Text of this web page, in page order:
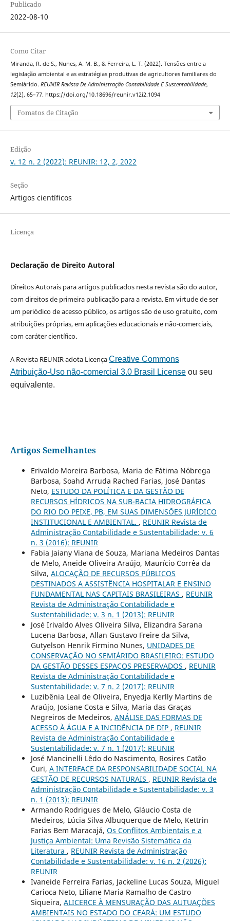
Publicado
2022-08-10
Como Citar
Miranda, R. de S., Nunes, A. M. B., & Ferreira, L. T. (2022). Tensões entre a
legislação ambiental e as estratégias produtivas de agricultores familiares do
Semiárido. REUNIR Revista De Administração Contabilidade E Sustentabilidade,
12(2), 65–77. https://doi.org/10.18696/reunir.v12i2.1094
Fomatos de Citação
Edição
v. 12 n. 2 (2022): REUNIR: 12, 2, 2022
Seção
Artigos científicos
Licença
Declaração de Direito Autoral
Direitos Autorais para artigos publicados nesta revista são do autor,
com direitos de primeira publicação para a revista. Em virtude de ser
um periódico de acesso público, os artigos são de uso gratuito, com
atribuições próprias, em aplicações educacionais e não-comerciais,
com caráter científico.
A Revista REUNIR adota LicençaCreative Commons
Atribuição-Uso não-comercial 3.0 Brasil Licenseou seu
equivalente.
Artigos Semelhantes
Erivaldo Moreira Barbosa, Maria de Fátima Nóbrega
Barbosa, Soahd Arruda Rached Farias, José Dantas
Neto, ESTUDO DA POLÍTICA E DA GESTÃO DE
RECURSOS HÍDRICOS NA SUB-BACIA HIDROGRÁFICA
DO RIO DO PEIXE, PB, EM SUAS DIMENSÕES JURÍDICO
INSTITUCIONAL E AMBIENTAL. , REUNIR Revista de
Administração Contabilidade e Sustentabilidade: v. 6
n. 3 (2016): REUNIR
Fabia Jaiany Viana de Souza, Mariana Medeiros Dantas
de Melo, Aneide Oliveira Araújo, Maurício Corrêa da
Silva, ALOCAÇÃO DE RECURSOS PÚBLICOS
DESTINADOS A ASSISTÊNCIA HOSPITALAR E ENSINO
FUNDAMENTAL NAS CAPITAIS BRASILEIRAS , REUNIR
Revista de Administração Contabilidade e
Sustentabilidade: v. 3 n. 1 (2013): REUNIR
José Irivaldo Alves Oliveira Silva, Elizandra Sarana
Lucena Barbosa, Allan Gustavo Freire da Silva,
Gutyelson Henrik Firmino Nunes, UNIDADES DE
CONSERVAÇÃO NO SEMIÁRIDO BRASILEIRO: ESTUDO
DA GESTÃO DESSES ESPAÇOS PRESERVADOS , REUNIR
Revista de Administração Contabilidade e
Sustentabilidade: v. 7 n. 2 (2017): REUNIR
Luzibênia Leal de Oliveira, Enyedja Kerlly Martins de
Araújo, Josiane Costa e Silva, Maria das Graças
Negreiros de Medeiros, ANÁLISE DAS FORMAS DE
ACESSO À ÁGUA E A INCIDÊNCIA DE DIP , REUNIR
Revista de Administração Contabilidade e
Sustentabilidade: v. 7 n. 1 (2017): REUNIR
José Mancinelli Lêdo do Nascimento, Rosires Catão
Curi, A INTERFACE DA RESPONSABILIDADE SOCIAL NA
GESTÃO DE RECURSOS NATURAIS , REUNIR Revista de
Administração Contabilidade e Sustentabilidade: v. 3
n. 1 (2013): REUNIR
Armando Rodrigues de Melo, Gláucio Costa de
Medeiros, Lúcia Silva Albuquerque de Melo, Kettrin
Farias Bem Maracajá, Os Conflitos Ambientais e a
Justiça Ambiental: Uma Revisão Sistemática da
Literatura , REUNIR Revista de Administração
Contabilidade e Sustentabilidade: v. 16 n. 2 (2026):
REUNIR
Ivaneide Ferreira Farias, Jackeline Lucas Souza, Miguel
Carioca Neto, Liliane Maria Ramalho de Castro
Siqueira, ALICERCE À MENSURAÇÃO DAS AUTUAÇÕES
AMBIENTAIS NO ESTADO DO CEARÁ: UM ESTUDO